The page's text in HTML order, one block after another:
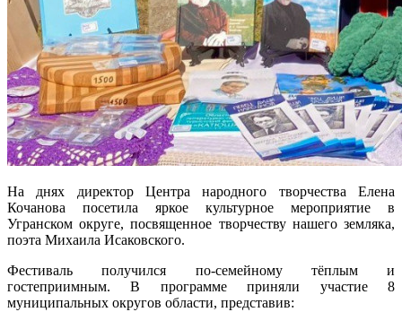
На днях директор Центра народного творчества Елена
Кочанова посетила яркое культурное мероприятие в
Угранском округе, посвященное творчеству нашего земляка,
поэта Михаила Исаковского.
Фестиваль получился по-семейному тёплым и
гостеприимным. В программе приняли участие 8
муниципальных округов области, представив: